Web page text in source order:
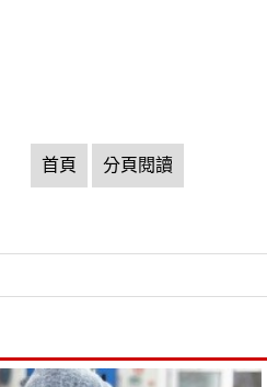
首頁 分頁閱讀